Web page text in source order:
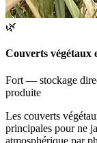
🌿
Couverts végétaux
Fort — stockage
produite
Les couverts
principales pour ne